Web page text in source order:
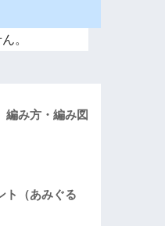
。
み方・編み図
ト（あみぐる